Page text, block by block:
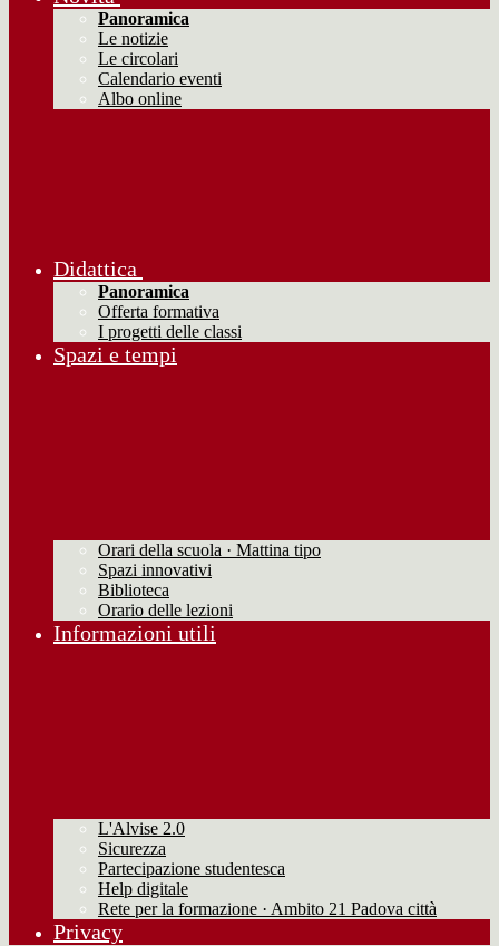
Panoramica
Le notizie
Le circolari
Calendario eventi
Albo online
Didattica
Panoramica
Offerta formativa
I progetti delle classi
Spazi e tempi
Orari della scuola · Mattina tipo
Spazi innovativi
Biblioteca
Orario delle lezioni
Informazioni utili
L'Alvise 2.0
Sicurezza
Partecipazione studentesca
Help digitale
Rete per la formazione · Ambito 21 Padova città
Privacy